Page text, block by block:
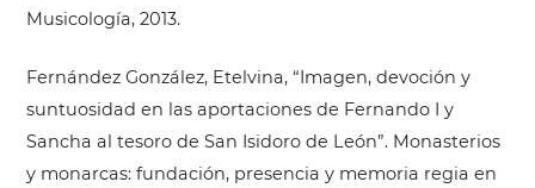
Musicología, 2013.
Fernández González, Etelvina, “Imagen, devoción y
suntuosidad en las aportaciones de Fernando I y
Sancha al tesoro de San Isidoro de León”. Monasterios
y monarcas: fundación, presencia y memoria regia en